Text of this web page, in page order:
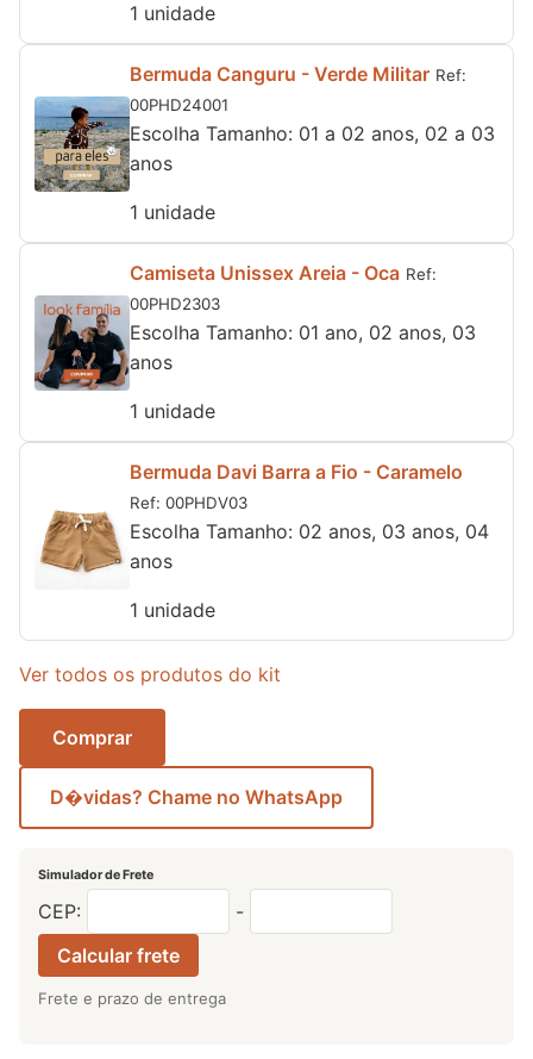
1 unidade
Bermuda Canguru - Verde Militar Ref:
00PHD24001
Escolha Tamanho: 01 a 02 anos, 02 a 03
anos
1 unidade
Camiseta Unissex Areia - Oca Ref:
00PHD2303
Escolha Tamanho: 01 ano, 02 anos, 03
anos
1 unidade
Bermuda Davi Barra a Fio - Caramelo
Ref: 00PHDV03
Escolha Tamanho: 02 anos, 03 anos, 04
anos
1 unidade
Ver todos os produtos do kit
Comprar
D�vidas? Chame no WhatsApp
Simulador de Frete
CEP:
-
Calcular frete
Frete e prazo de entrega